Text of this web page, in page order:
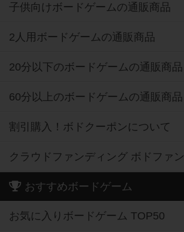
子供向けボードゲームの通販商品
2人用ボードゲームの通販商品
20分以下のボードゲームの通販商品
60分以上のボードゲームの通販商品
割引購入！ボドクーポンについて
クラウドファンディング ボドファン
おすすめボードゲーム
お気に入りボードゲーム TOP50